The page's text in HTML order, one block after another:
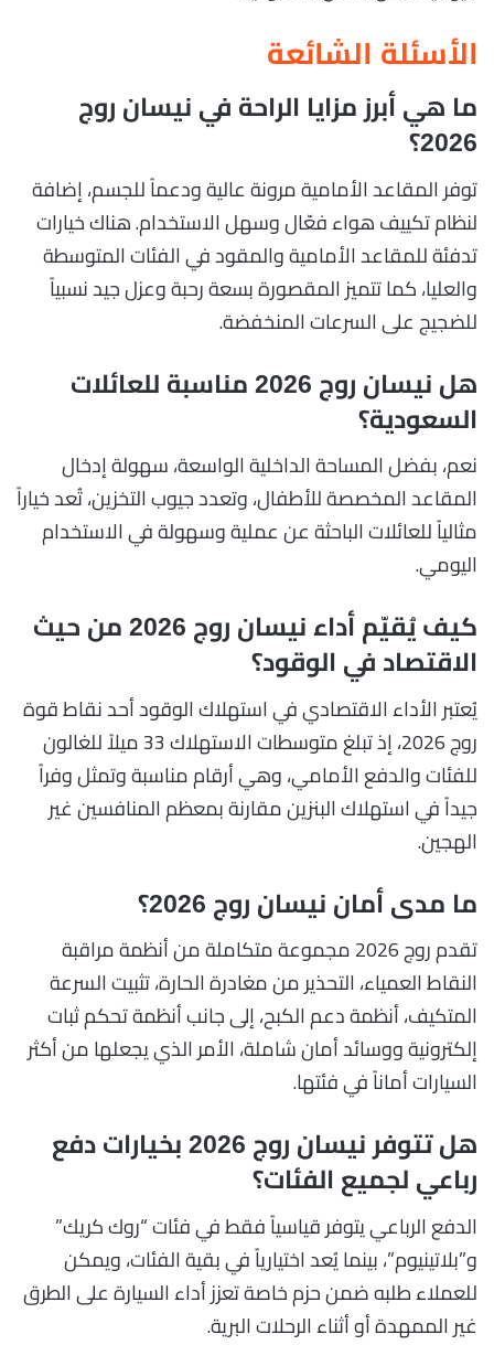
الأسئلة الشائعة
ما هي أبرز مزايا الراحة في نيسان روج
2026؟
توفر المقاعد الأمامية مرونة عالية ودعماً للجسم، إضافة
لنظام تكييف هواء فعّال وسهل الاستخدام. هناك خيارات
تدفئة للمقاعد الأمامية والمقود في الفئات المتوسطة
والعليا، كما تتميز المقصورة بسعة رحبة وعزل جيد نسبياً
للضجيج على السرعات المنخفضة.
هل نيسان روج 2026 مناسبة للعائلات
السعودية؟
نعم، بفضل المساحة الداخلية الواسعة، سهولة إدخال
المقاعد المخصصة للأطفال، وتعدد جيوب التخزين، تُعد خياراً
مثالياً للعائلات الباحثة عن عملية وسهولة في الاستخدام
اليومي.
كيف يُقيّم أداء نيسان روج 2026 من حيث
الاقتصاد في الوقود؟
يُعتبر الأداء الاقتصادي في استهلاك الوقود أحد نقاط قوة
روج 2026، إذ تبلغ متوسطات الاستهلاك 33 ميلاً للغالون
للفئات والدفع الأمامي، وهي أرقام مناسبة وتمثل وفراً
جيداً في استهلاك البنزين مقارنة بمعظم المنافسين غير
الهجين.
ما مدى أمان نيسان روج 2026؟
تقدم روج 2026 مجموعة متكاملة من أنظمة مراقبة
النقاط العمياء، التحذير من مغادرة الحارة، تثبيت السرعة
المتكيف، أنظمة دعم الكبح، إلى جانب أنظمة تحكم ثبات
إلكترونية ووسائد أمان شاملة، الأمر الذي يجعلها من أكثر
السيارات أماناً في فئتها.
هل تتوفر نيسان روج 2026 بخيارات دفع
رباعي لجميع الفئات؟
الدفع الرباعي يتوفر قياسياً فقط في فئات “روك كريك”
و”بلاتينيوم”، بينما يُعد اختيارياً في بقية الفئات، ويمكن
للعملاء طلبه ضمن حزم خاصة تعزز أداء السيارة على الطرق
غير الممهدة أو أثناء الرحلات البرية.